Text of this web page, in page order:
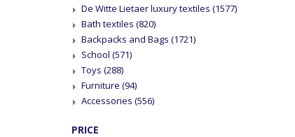
De Witte Lietaer luxury textiles (1577)
Bath textiles (820)
Backpacks and Bags (1721)
School (571)
Toys (288)
Furniture (94)
Accessories (556)
PRICE